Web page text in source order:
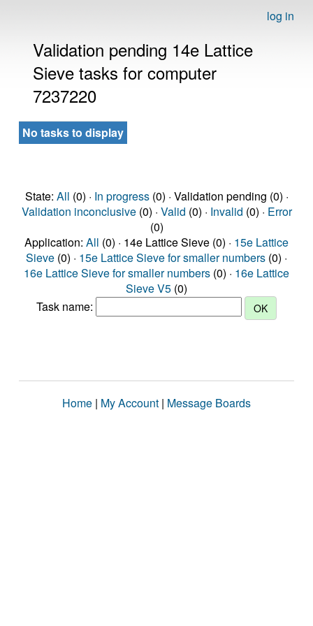
log in
Validation pending 14e Lattice
Sieve tasks for computer
7237220
No tasks to display
State: All (0) · In progress(0) · Validation pending (0) ·
Validation inconclusive(0) · Valid (0) · Invalid (0) · Error
(0)
Application: All (0) · 14e Lattice Sieve (0) · 15e Lattice
Sieve (0) · 15e Lattice Sieve for smaller numbers (0) ·
16e Lattice Sieve for smaller numbers (0) · 16e Lattice
Sieve V5 (0)
Task name:
Home | My Account | Message Boards